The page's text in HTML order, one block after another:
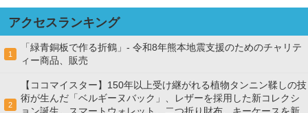
アクセスランキング
1
「緑青銅板で作る折鶴」- 令和8年熊本地震支援のためのチャリテ
ィー商品、販売
2
【ココマイスター】150年以上受け継がれる植物タンニン鞣しの技
術が生んだ「ベルギーヌバック」、レザーを採用した新コレクシ